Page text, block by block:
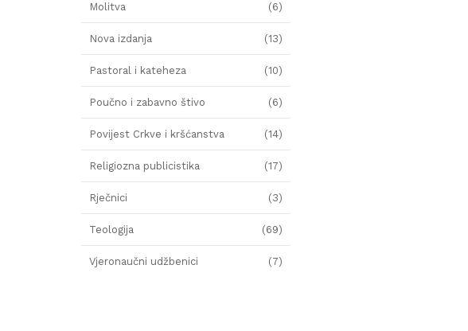
Molitva (6)
Nova izdanja (13)
Pastoral i kateheza (10)
Poučno i zabavno štivo (6)
Povijest Crkve i kršćanstva (14)
Religiozna publicistika (17)
Rječnici (3)
Teologija (69)
Vjeronaučni udžbenici (7)